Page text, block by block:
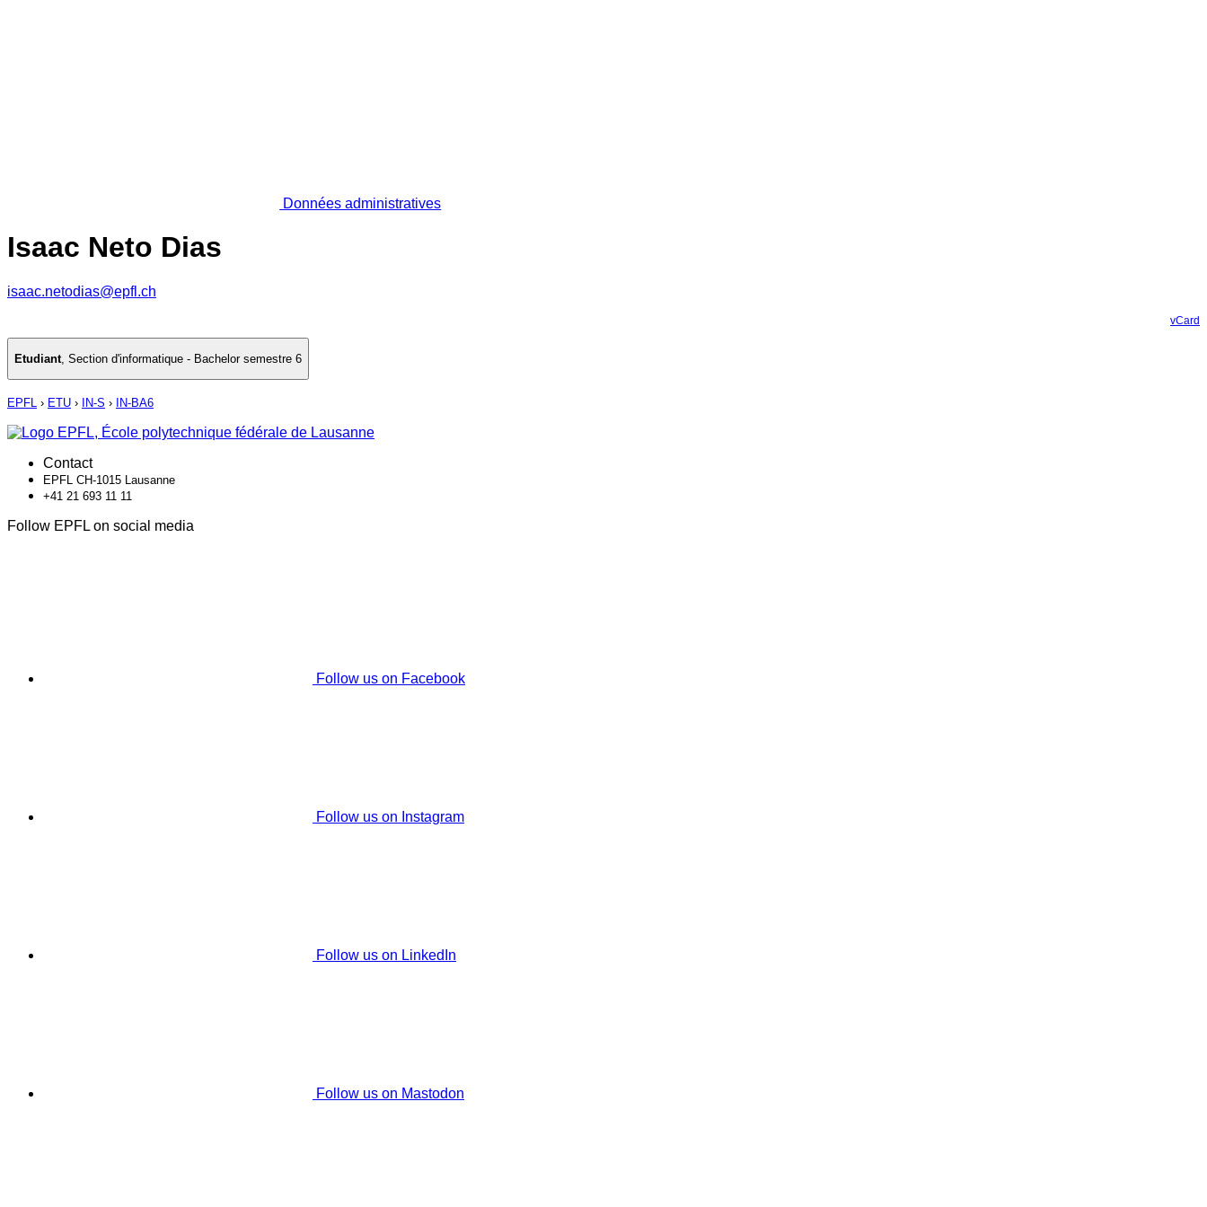
Données administratives
Isaac Neto Dias
isaac.netodias@epfl.ch
vCard
Etudiant, Section d'informatique - Bachelor semestre 6
EPFL › ETU › IN-S › IN-BA6
Contact
EPFL CH-1015 Lausanne
+41 21 693 11 11
Follow EPFL on social media
Follow us on Facebook
Follow us on Instagram
Follow us on LinkedIn
Follow us on Mastodon